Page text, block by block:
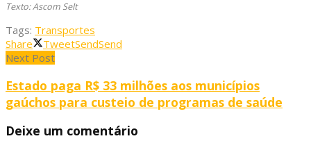
Texto: Ascom Selt
Tags: Transportes
Share
TweetSendSend
Next Post
Estado paga R$ 33 milhões aos municípios
gaúchos para custeio de programas de saúde
Deixe um comentário